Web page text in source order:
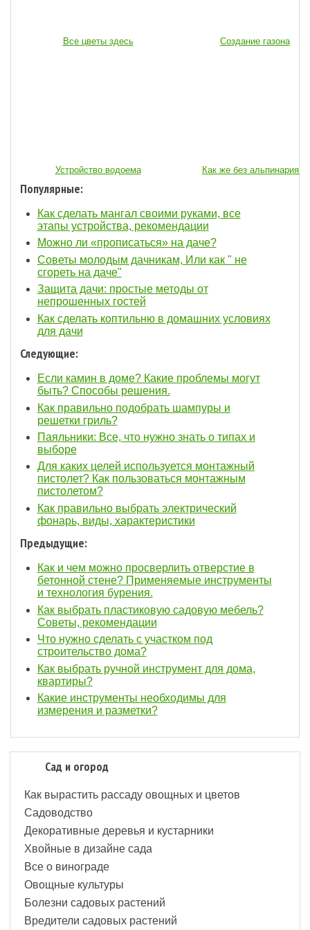
Все цветы здесь Создание газона
Устройство водоема Как же без альпинария...
Популярные:
Как сделать мангал своими руками, все
этапы устройства, рекомендации
Можно ли «прописаться» на даче?
Советы молодым дачникам, Или как " не
сгореть на даче"
Защита дачи: простые методы от
непрошенных гостей
Как сделать коптильню в домашних условиях
для дачи
Следующие:
Если камин в доме? Какие проблемы могут
быть? Способы решения.
Как правильно подобрать шампуры и
решетки гриль?
Паяльники: Все, что нужно знать о типах и
выборе
Для каких целей используется монтажный
пистолет? Как пользоваться монтажным
пистолетом?
Как правильно выбрать электрический
фонарь, виды, характеристики
Предыдущие:
Как и чем можно просверлить отверстие в
бетонной стене? Применяемые инструменты
и технология бурения.
Как выбрать пластиковую садовую мебель?
Советы, рекомендации
Что нужно сделать с участком под
строительство дома?
Как выбрать ручной инструмент для дома,
квартиры?
Какие инструменты необходимы для
измерения и разметки?
Сад и огород
Как вырастить рассаду овощных и цветов
Садоводство
Декоративные деревья и кустарники
Хвойные в дизайне сада
Все о винограде
Овощные культуры
Болезни садовых растений
Вредители садовых растений